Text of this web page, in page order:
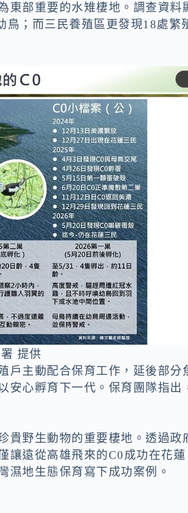
東部重要的水雉棲地。調查資料
鳥；而三民養殖區更發現18處繁
提供
戶主動配合保育工作，延後部分
安心孵育下一代。保育團隊指出
貴野生動物的重要棲地。透過政
讓遠從高雄飛來的C0成功在花蓮
濕地生態保育寫下成功案例。